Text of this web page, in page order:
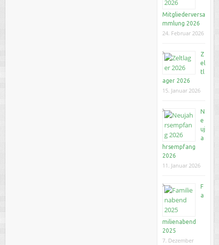
Mitgliederversa
mmlung 2026
24. Februar 2026
Z
el
tl
ager 2026
15. Januar 2026
N
e
uj
a
hrsempfang
2026
11. Januar 2026
F
a
milienabend
2025
7. Dezember